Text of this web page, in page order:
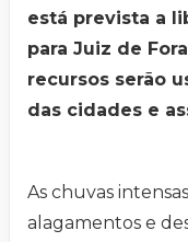
está prevista a
para Juiz de
recursos serão
das cidades e
As chuvas
alagamentos e